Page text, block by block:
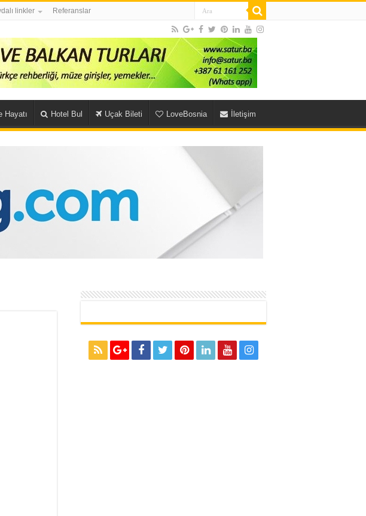
linkler Referanslar
Hayatı Hotel Bul Uçak Bileti LoveBosnia İletişim